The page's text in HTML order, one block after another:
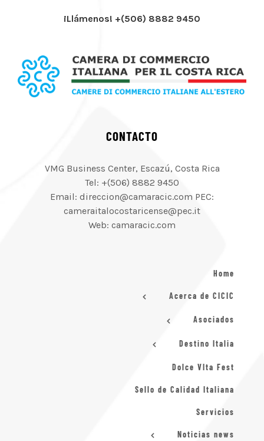
¡Llámenos! +(506) 8882 9450
CONTACTO
VMG Business Center, Escazú, Costa Rica
Tel: +(506) 8882 9450
Email: direccion@camaracic.com PEC:
cameraitalocostaricense@pec.it
Web: camaracic.com
Home
Acerca de CICIC
Asociados
Destino Italia
Dolce VIta Fest
Sello de Calidad Italiana
Servicios
Noticias news